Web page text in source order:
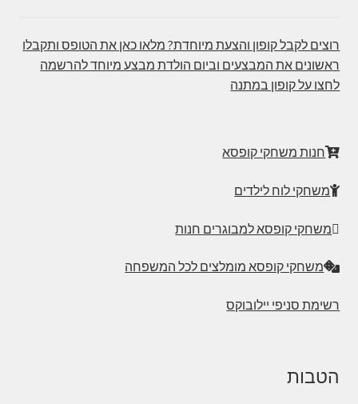
רוצים לקבל קופון והצעת מיוחדת? מלאו כאן את הטופס ותקבלו
ראשונים את המבצעים וביום הולדת מבצע מיוחד להרשמה
לחצו על קופון במתנה
חנות משחקי קופסא
משחקי לוח לילדים
משחקי קופסא למבוגרים חנות
משחקי קופסא מומלצים לכל המשפחה
רשימת סניפי יילובוקס
הטבות